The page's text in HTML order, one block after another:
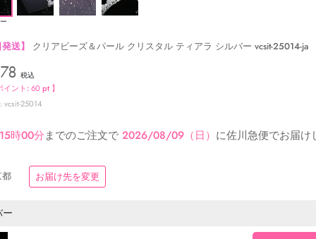
送】 クリアビーズ＆パール クリスタル ティアラ シルバー vcsit-25014-ja
税込
イント:60pt 】
vcsit-25014
15時00分までのご注文で 2026/08/09（日） に佐川急便でお届け
お届け先を変更